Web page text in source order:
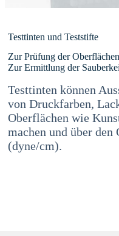
Testtinten und Teststifte
Zur Prüfung der
Zur Ermittlung der
Testtinten können
von Druckfarben,
Oberflächen wie
machen und über
(dyne/cm).